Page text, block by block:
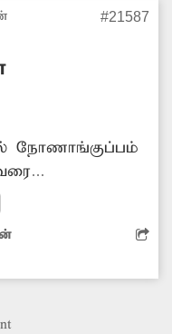
#21587
நோணாங்குப்பம்
சரிவர
இருள்
ஓட்டிகள்
மின்